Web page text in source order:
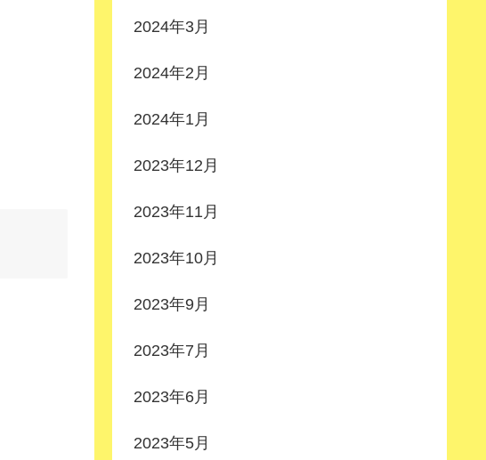
2024年3月
2024年2月
2024年1月
2023年12月
2023年11月
2023年10月
2023年9月
2023年7月
2023年6月
2023年5月